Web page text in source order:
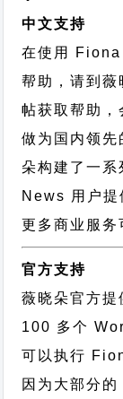
中文支持
在使用 Fiona
帮助，请到薇
帖获取帮助，
做为国内领
朵构建了一
News 用户提
更多商业服务
官方支持
薇晓朵官方提
100 多个
可以执行
因为大部分